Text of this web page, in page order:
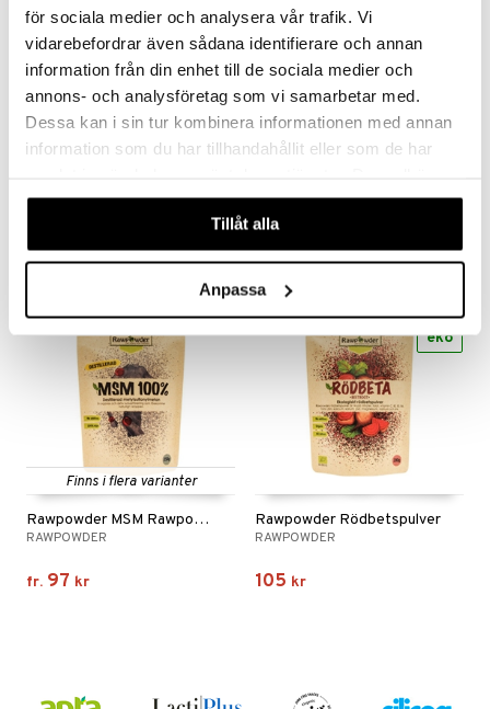
för sociala medier och analysera vår trafik. Vi
vidarebefordrar även sådana identifierare och annan
information från din enhet till de sociala medier och
annons- och analysföretag som vi samarbetar med.
Dessa kan i sin tur kombinera informationen med annan
information som du har tillhandahållit eller som de har
våra cookies vid fortsatt användande av vår webbplats.
Tillåt alla
Anpassa
Rawpowder Vassle protein Organic WellAware Nypon EKO 1000 gram
272
Finns i flera varianter
Rawpowder MSM Rawpowder
RAWPOWDER
fr. 97 kr
Rawpowder Rödbetspulver
RAWPOWDER
105 kr
eko